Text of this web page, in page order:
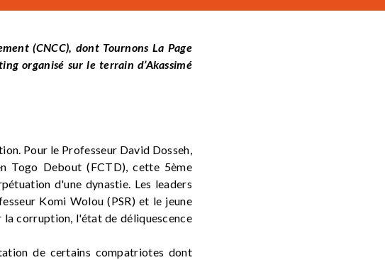
(CNCC), dont Tournons La Page
organisé sur le terrain d’Akassimé
Pour le Professeur David Dosseh,
Togo Debout (FCTD), cette 5ème
d'une dynastie. Les leaders
Komi Wolou (PSR) et le jeune
la corruption, l'état de déliquescence
de certains compatriotes dont